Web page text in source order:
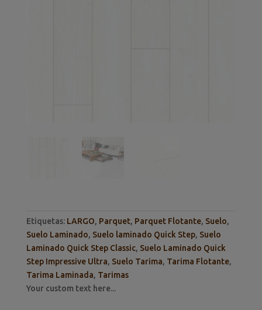
Etiquetas: LARGO, Parquet, Parquet Flotante, Suelo,
Suelo Laminado, Suelo laminado Quick Step, Suelo
Laminado Quick Step Classic, Suelo Laminado Quick
Step Impressive Ultra, Suelo Tarima, Tarima Flotante,
Tarima Laminada, Tarimas
Your custom text here...